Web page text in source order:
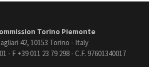
Torino Piemonte
42, 10153 Torino - Italy
- F +39 011 23 79 298 - C.F. 97601340017